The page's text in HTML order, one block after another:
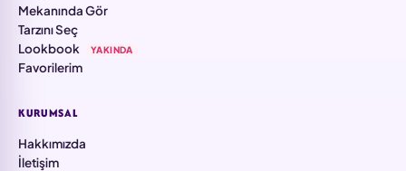
Mekanında Gör
Tarzını Seç
Lookbook
YAKINDA
Favorilerim
KURUMSAL
Hakkımızda
İletişim